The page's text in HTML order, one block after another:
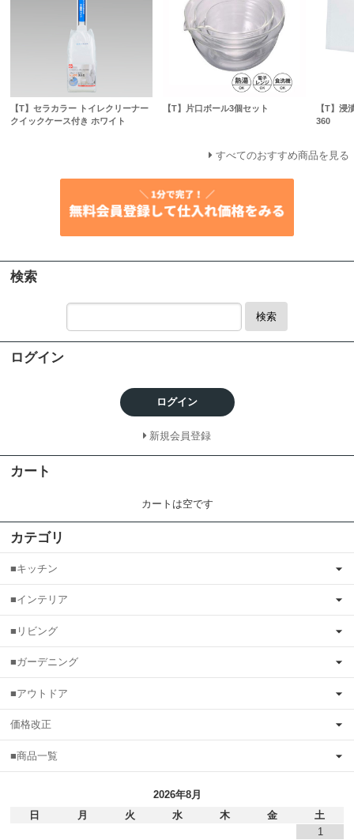
【T】セラカラー トイレクリーナー
クイックケース付き ホワイト
【T】片口ボール3個セット
【T】浸
360
すべてのおすすめ商品を見る
検索
検索
ログイン
ログイン
新規会員登録
カート
カートは空です
カテゴリ
■キッチン
■インテリア
■リビング
■ガーデニング
■アウトドア
価格改正
■商品一覧
2026年8月
日
月 火 水 木 金
土
1